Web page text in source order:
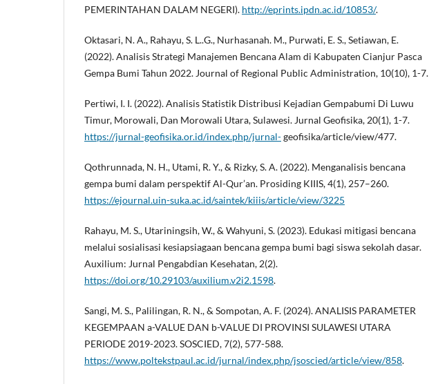
PEMERINTAHAN DALAM NEGERI). http://eprints.ipdn.ac.id/10853/.
Oktasari, N. A., Rahayu, S. L..G., Nurhasanah. M., Purwati, E. S., Setiawan, E.
(2022). Analisis Strategi Manajemen Bencana Alam di Kabupaten Cianjur Pasca
Gempa Bumi Tahun 2022. Journal of Regional Public Administration, 10(10), 1-7.
Pertiwi, I. I. (2022). Analisis Statistik Distribusi Kejadian Gempabumi Di Luwu
Timur, Morowali, Dan Morowali Utara, Sulawesi. Jurnal Geofisika, 20(1), 1-7.
https://jurnal-geofisika.or.id/index.php/jurnal-geofisika/article/view/477.
Qothrunnada, N. H., Utami, R. Y., & Rizky, S. A. (2022). Menganalisis bencana
gempa bumi dalam perspektif Al-Qur’an. Prosiding KIIIS, 4(1), 257–260.
https://ejournal.uin-suka.ac.id/saintek/kiiis/article/view/3225
Rahayu, M. S., Utariningsih, W., & Wahyuni, S. (2023). Edukasi mitigasi bencana
melalui sosialisasi kesiapsiagaan bencana gempa bumi bagi siswa sekolah dasar.
Auxilium: Jurnal Pengabdian Kesehatan, 2(2).
https://doi.org/10.29103/auxilium.v2i2.1598.
Sangi, M. S., Palilingan, R. N., & Sompotan, A. F. (2024). ANALISIS PARAMETER
KEGEMPAAN a-VALUE DAN b-VALUE DI PROVINSI SULAWESI UTARA
PERIODE 2019-2023. SOSCIED, 7(2), 577-588.
https://www.poltekstpaul.ac.id/jurnal/index.php/jsoscied/article/view/858.